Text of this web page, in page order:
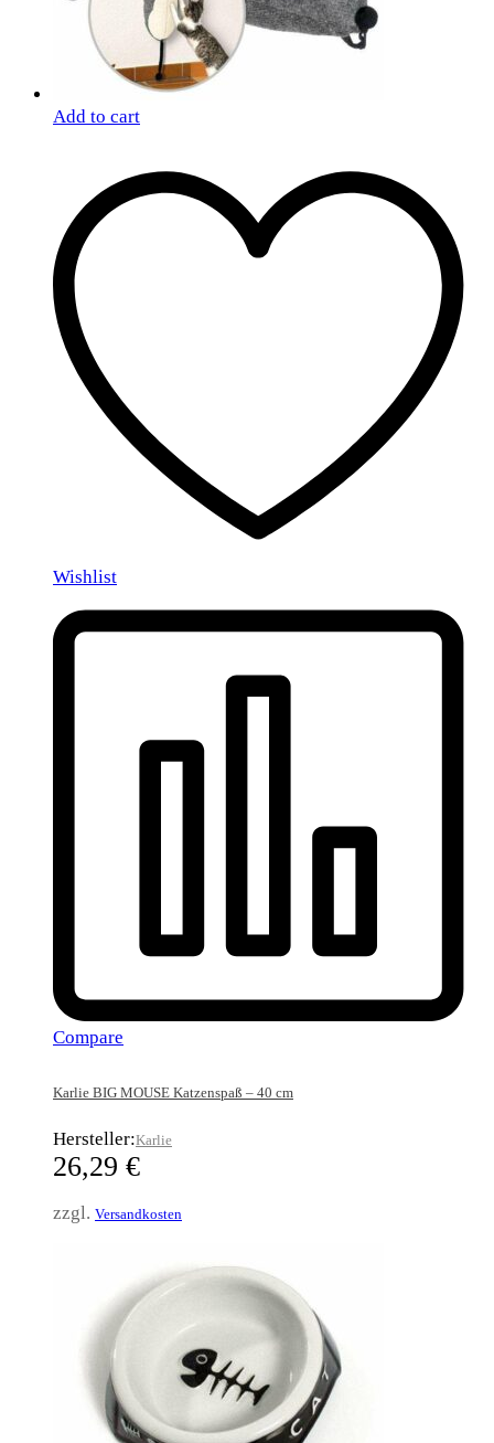
Add to cart
Wishlist
Compare
Karlie BIG MOUSE Katzenspaß – 40 cm
Hersteller:Karlie
26,29 €
zzgl. Versandkosten